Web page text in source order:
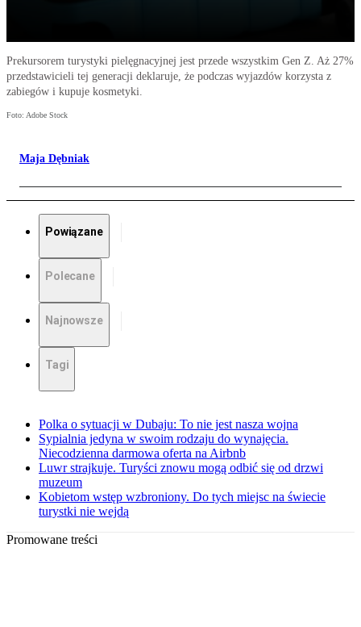
Prekursorem turystyki pielęgnacyjnej jest przede wszystkim Gen Z. Aż 27%
przedstawicieli tej generacji deklaruje, że podczas wyjazdów korzysta z
zabiegów i kupuje kosmetyki.
Foto: Adobe Stock
Maja Dębniak
Powiązane
Polecane
Najnowsze
Tagi
Polka o sytuacji w Dubaju: To nie jest nasza wojna
Sypialnia jedyna w swoim rodzaju do wynajęcia.
Niecodzienna darmowa oferta na Airbnb
Luwr strajkuje. Turyści znowu mogą odbić się od drzwi
muzeum
Kobietom wstęp wzbroniony. Do tych miejsc na świecie
turystki nie wejdą
Promowane treści